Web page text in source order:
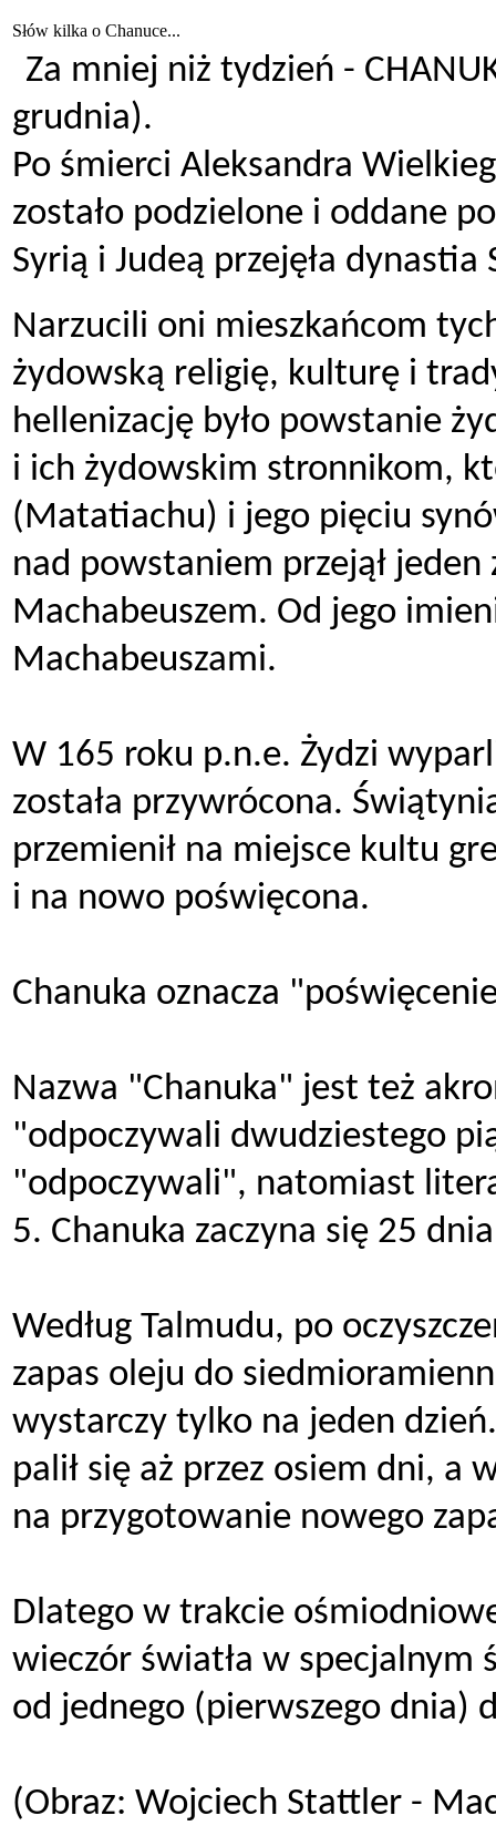
Słów kilka o Chanuce...
Za mniej niż tydzień -
grudnia).
Po śmierci Aleksandra
zostało podzielone i oddane
Syrią i Judeą przejęła dynastia
Narzucili oni mieszkańcom
żydowską religię, kulturę i
hellenizację było powstanie
i ich żydowskim stronnikom,
(Matatiachu) i jego pięciu
nad powstaniem przejął jeden
Machabeuszem. Od jego
Machabeuszami.
W 165 roku p.n.e. Żydzi
została przywrócona.
przemienił na miejsce kultu
i na nowo poświęcona.
Chanuka oznacza
Nazwa "Chanuka" jest też
"odpoczywali dwudziestego
"odpoczywali", natomiast
5. Chanuka zaczyna się 25
Według Talmudu, po
zapas oleju do
wystarczy tylko na jeden
palił się aż przez osiem dni, a
na przygotowanie nowego
Dlatego w trakcie
wieczór światła w specjalnym
od jednego (pierwszego dnia)
(Obraz: Wojciech Stattler -